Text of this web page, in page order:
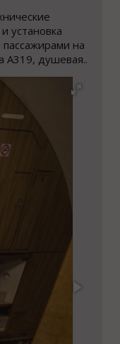
установка
на
А319, душевая..